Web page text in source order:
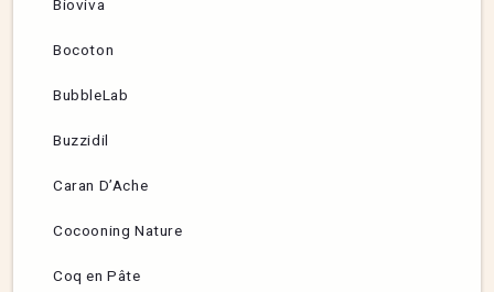
Bioviva
Bocoton
BubbleLab
Buzzidil
Caran D’Ache
Cocooning Nature
Coq en Pâte